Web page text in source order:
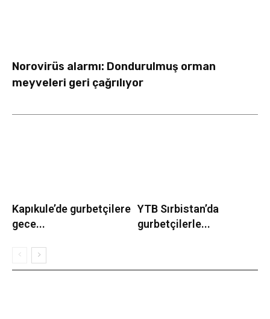
Norovirüs alarmı: Dondurulmuş orman
meyveleri geri çağrılıyor
Kapıkule’de gurbetçilere
gece...
YTB Sırbistan’da
gurbetçilerle...